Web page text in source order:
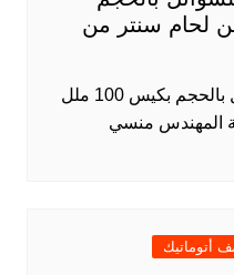
لحام سنتر من
ماكينة تعبئة أوتوماتيك للسوائل بالحجم بكيس 100 ملل
المهندس منسي
أتوماتيك